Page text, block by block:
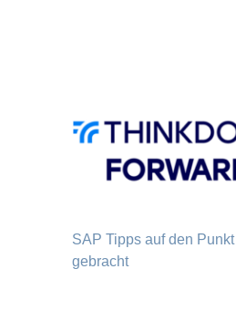
SAP Tipps auf den Punkt
gebracht